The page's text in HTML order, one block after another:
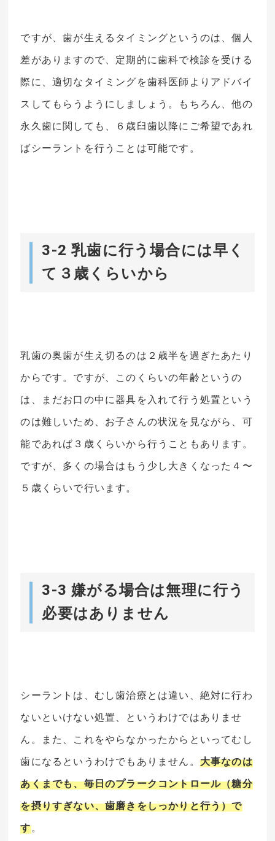
ですが、歯が生えるタイミングというのは、個人
差がありますので、定期的に歯科で検診を受ける
際に、適切なタイミングを歯科医師よりアドバイ
スしてもらうようにしましょう。もちろん、他の
永久歯に関しても、６歳臼歯以降にご希望であれ
ばシーラントを行うことは可能です。
3-2 乳歯に行う場合には早く
て３歳くらいから
乳歯の奥歯が生え切るのは２歳半を過ぎたあたり
からです。ですが、このくらいの年齢というの
は、まだお口の中に器具を入れて行う処置という
のは難しいため、お子さんの状況を見ながら、可
能であれば３歳くらいから行うこともあります。
ですが、多くの場合はもう少し大きくなった４〜
５歳くらいで行います。
3-3 嫌がる場合は無理に行う
必要はありません
シーラントは、むし歯治療とは違い、絶対に行わ
ないといけない処置、というわけではありませ
ん。また、これをやらなかったからといってむし
歯になるというわけでもありません。 大事なのは
あくまでも、毎日のプラークコントロール（糖分
を摂りすぎない、歯磨きをしっかりと行う）で
す。